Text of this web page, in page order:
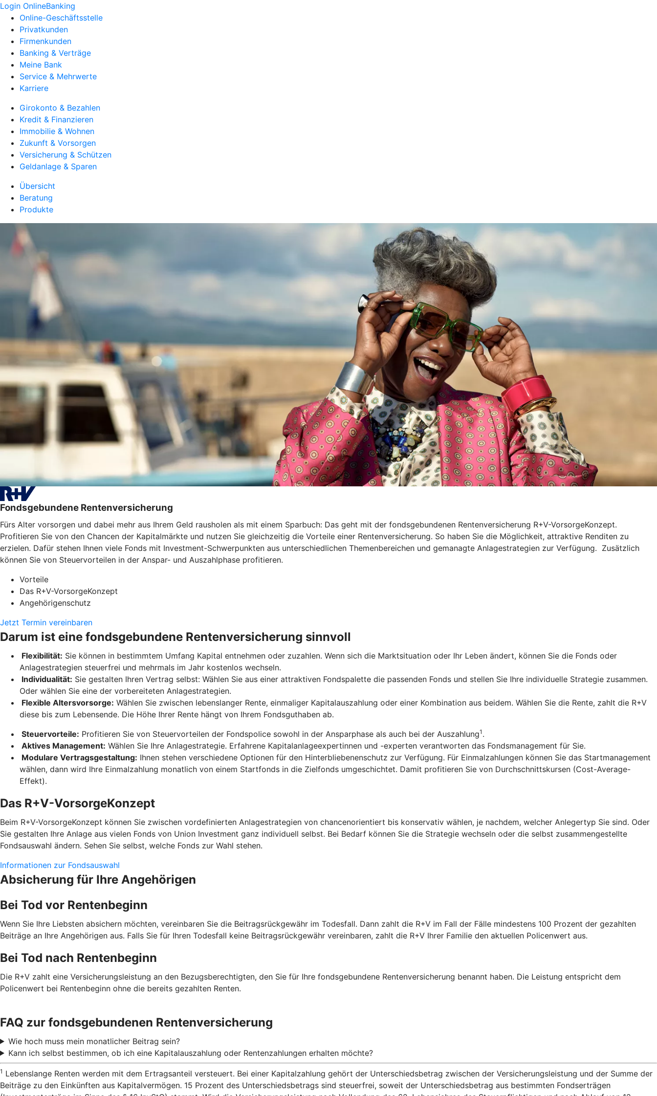
Login OnlineBanking
Online-Geschäftsstelle
Privatkunden
Firmenkunden
Banking & Verträge
Meine Bank
Service & Mehrwerte
Karriere
Girokonto & Bezahlen
Kredit & Finanzieren
Immobilie & Wohnen
Zukunft & Vorsorgen
Versicherung & Schützen
Geldanlage & Sparen
Übersicht
Beratung
Produkte
Fondsgebundene Rentenversicherung
Fürs Alter vorsorgen und dabei mehr aus Ihrem Geld rausholen als mit einem Sparbuch: Das geht mit der fondsgebundenen Rentenversicherung R+V-VorsorgeKonzept.
Profitieren Sie von den Chancen der Kapitalmärkte und nutzen Sie gleichzeitig die Vorteile einer Rentenversicherung. So haben Sie die Möglichkeit, attraktive Renditen zu
erzielen. Dafür stehen Ihnen viele Fonds mit Investment-Schwerpunkten aus unterschiedlichen Themenbereichen und gemanagte Anlagestrategien zur Verfügung. Zusätzlich
können Sie von Steuervorteilen in der Anspar- und Auszahlphase profitieren.
Vorteile
Das R+V-VorsorgeKonzept
Angehörigenschutz
Jetzt Termin vereinbaren
Darum ist eine fondsgebundene Rentenversicherung sinnvoll
Flexibilität: Sie können in bestimmtem Umfang Kapital entnehmen oder zuzahlen. Wenn sich die Marktsituation oder Ihr Leben ändert, können Sie die Fonds oder
Anlagestrategien steuerfrei und mehrmals im Jahr kostenlos wechseln.
Individualität: Sie gestalten Ihren Vertrag selbst: Wählen Sie aus einer attraktiven Fondspalette die passenden Fonds und stellen Sie Ihre individuelle Strategie zusammen.
Oder wählen Sie eine der vorbereiteten Anlagestrategien.
Flexible Altersvorsorge: Wählen Sie zwischen lebenslanger Rente, einmaliger Kapitalauszahlung oder einer Kombination aus beidem. Wählen Sie die Rente, zahlt die R+V
diese bis zum Lebensende. Die Höhe Ihrer Rente hängt von Ihrem Fondsguthaben ab.
Steuervorteile: Profitieren Sie von Steuervorteilen der Fondspolice sowohl in der Ansparphase als auch bei der Auszahlung1 .
Aktives Management: Wählen Sie Ihre Anlagestrategie. Erfahrene Kapitalanlageexpertinnen und -experten verantworten das Fondsmanagement für Sie.
Modulare Vertragsgestaltung: Ihnen stehen verschiedene Optionen für den Hinterbliebenenschutz zur Verfügung. Für Einmalzahlungen können Sie das Startmanagement
wählen, dann wird Ihre Einmalzahlung monatlich von einem Startfonds in die Zielfonds umgeschichtet. Damit profitieren Sie von Durchschnittskursen (Cost-Average-
Effekt).
Das R+V-VorsorgeKonzept
Beim R+V-VorsorgeKonzept können Sie zwischen vordefinierten Anlagestrategien von chancenorientiert bis konservativ wählen, je nachdem, welcher Anlegertyp Sie sind. Oder
Sie gestalten Ihre Anlage aus vielen Fonds von Union Investment ganz individuell selbst. Bei Bedarf können Sie die Strategie wechseln oder die selbst zusammengestellte
Fondsauswahl ändern. Sehen Sie selbst, welche Fonds zur Wahl stehen.
Informationen zur Fondsauswahl
Absicherung für Ihre Angehörigen
Bei Tod vor Rentenbeginn
Wenn Sie Ihre Liebsten absichern möchten, vereinbaren Sie die Beitragsrückgewähr im Todesfall. Dann zahlt die R+V im Fall der Fälle mindestens 100 Prozent der gezahlten
Beiträge an Ihre Angehörigen aus. Falls Sie für Ihren Todesfall keine Beitragsrückgewähr vereinbaren, zahlt die R+V Ihrer Familie den aktuellen Policenwert aus.
Bei Tod nach Rentenbeginn
Die R+V zahlt eine Versicherungsleistung an den Bezugsberechtigten, den Sie für Ihre fondsgebundene Rentenversicherung benannt haben. Die Leistung entspricht dem
Policenwert bei Rentenbeginn ohne die bereits gezahlten Renten.
FAQ zur fondsgebundenen Rentenversicherung
Wie hoch muss mein monatlicher Beitrag sein?
Kann ich selbst bestimmen, ob ich eine Kapitalauszahlung oder Rentenzahlungen erhalten möchte?
1 Lebenslange Renten werden mit dem Ertragsanteil versteuert. Bei einer Kapitalzahlung gehört der Unterschiedsbetrag zwischen der Versicherungsleistung und der Summe der
Beiträge zu den Einkünften aus Kapitalvermögen. 15 Prozent des Unterschiedsbetrags sind steuerfrei, soweit der Unterschiedsbetrag aus bestimmten Fondserträgen